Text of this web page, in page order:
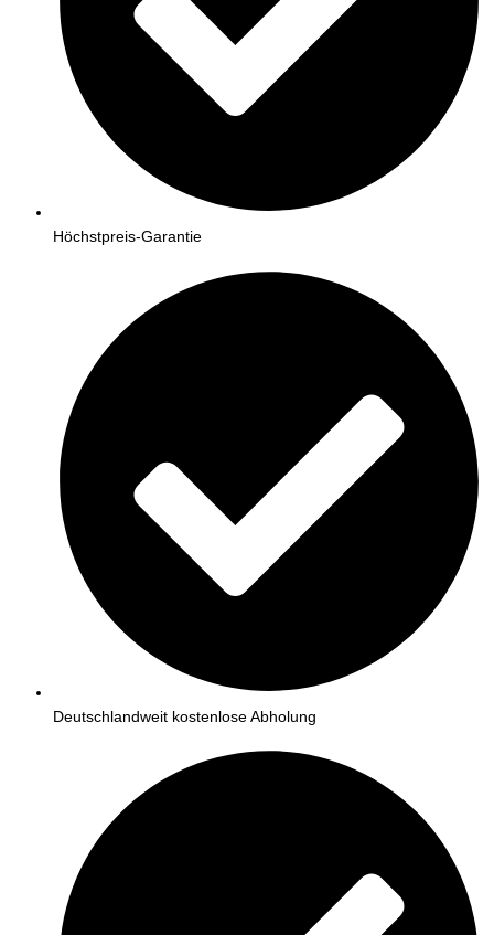
Höchstpreis-Garantie
Deutschlandweit kostenlose Abholung